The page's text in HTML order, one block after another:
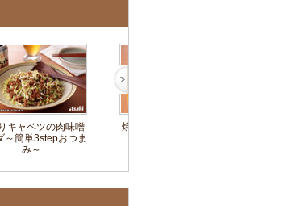
キャベツの肉味噌
～簡単3stepおつま
み～
焼き豆腐の肉のっけ～簡